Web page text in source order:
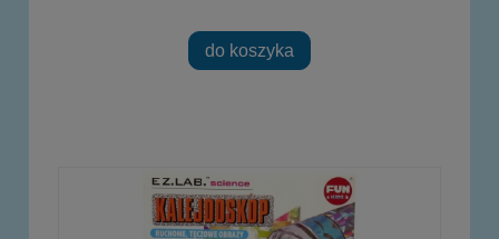
do koszyka